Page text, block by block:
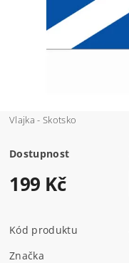
Vlajka - Skotsko
Dostupnost
199 Kč
Kód produktu
Značka